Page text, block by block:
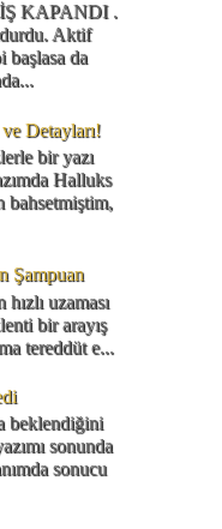
KAPANDI .
Aktif
başlasa da
Detayları!
bir yazı
Halluks
bahsetmiştim,
Şampuan
uzaması
bir arayış
tereddüt e...
beklendiğini
sonunda
sonucu